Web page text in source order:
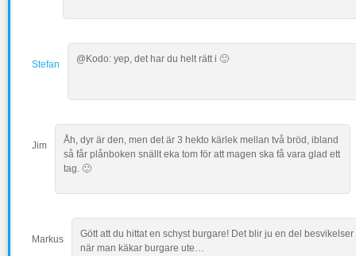
Stefan @Kodo: yep, det har du helt rätt i 🙂
Jim
Åh, dyr är den, men det är 3 hekto kärlek mellan två bröd, ibland
så får plånboken snällt eka tom för att magen ska få vara glad ett
tag. 🙂
Markus
Gött att du hittat en schyst burgare! Det blir ju en del besvikelser
när man käkar burgare ute…